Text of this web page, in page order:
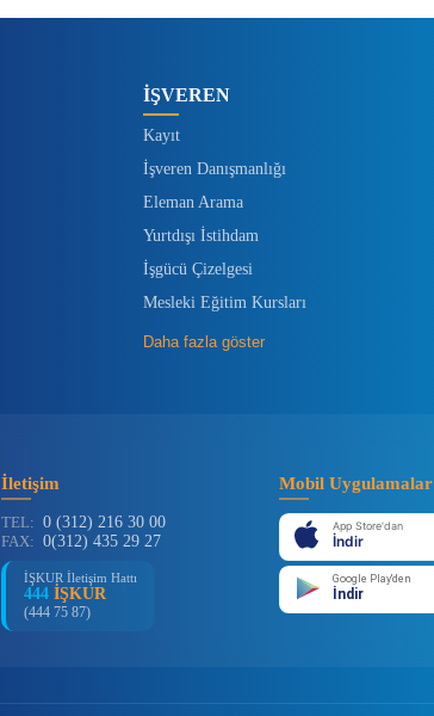
İŞVEREN
Kayıt
İşveren Danışmanlığı
Eleman Arama
Yurtdışı İstihdam
İşgücü Çizelgesi
Mesleki Eğitim Kursları
Daha fazla göster
İletişim
TEL: 0 (312) 216 30 00
FAX: 0(312) 435 29 27
İŞKUR İletişim Hattı
444 İŞKUR
(444 75 87)
Mobil Uygulamalar
App Store'dan
İndir
Google Play'den
İndir